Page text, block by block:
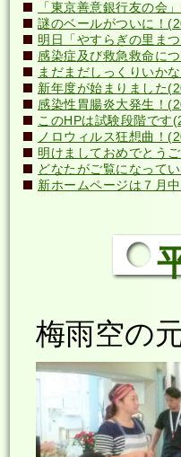
「東京善意銀行友の会
謎のベールがついに！
明日「やすらぎの里ま
感染症及び救急救命に
まだまだしっくりいか
新年度が始まりました
感染性胃腸炎大発生！
このHPは試験段階です
ノロウィルス狂想曲！
明けましておめでとう
どなたがご覧になって
新ホームページは７月
梅雨空の